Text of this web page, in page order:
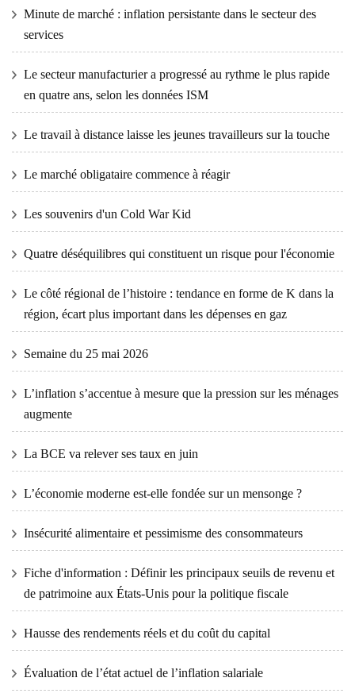
Minute de marché : inflation persistante dans le secteur des
services
Le secteur manufacturier a progressé au rythme le plus rapide
en quatre ans, selon les données ISM
Le travail à distance laisse les jeunes travailleurs sur la touche
Le marché obligataire commence à réagir
Les souvenirs d'un Cold War Kid
Quatre déséquilibres qui constituent un risque pour l'économie
Le côté régional de l’histoire : tendance en forme de K dans la
région, écart plus important dans les dépenses en gaz
Semaine du 25 mai 2026
L’inflation s’accentue à mesure que la pression sur les ménages
augmente
La BCE va relever ses taux en juin
L’économie moderne est-elle fondée sur un mensonge ?
Insécurité alimentaire et pessimisme des consommateurs
Fiche d'information : Définir les principaux seuils de revenu et
de patrimoine aux États-Unis pour la politique fiscale
Hausse des rendements réels et du coût du capital
Évaluation de l’état actuel de l’inflation salariale